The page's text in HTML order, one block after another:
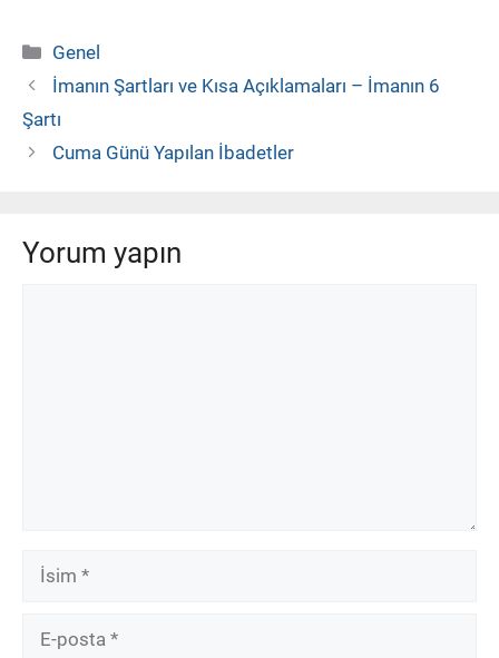
Kategoriler
Genel
İmanın Şartları ve Kısa Açıklamaları – İmanın 6
Şartı
Cuma Günü Yapılan İbadetler
Yorum yapın
İsim
posta